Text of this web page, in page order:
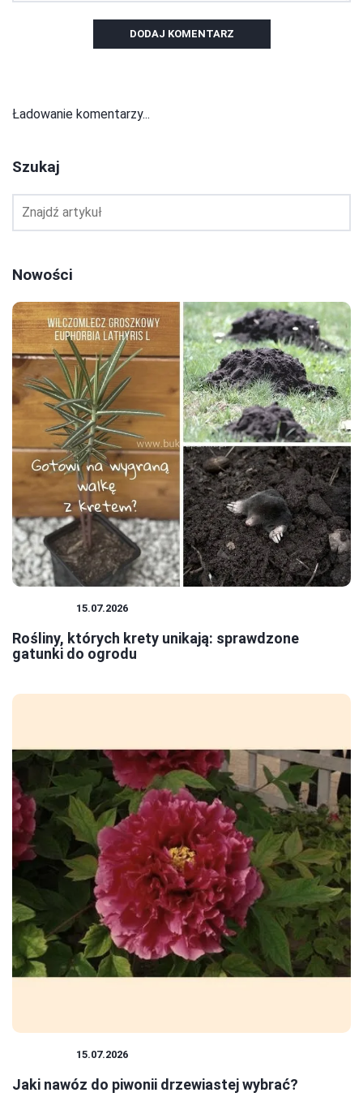
DODAJ KOMENTARZ
Ładowanie komentarzy...
Szukaj
Nowości
15.07.2026
Rośliny, których krety unikają: sprawdzone
gatunki do ogrodu
15.07.2026
Jaki nawóz do piwonii drzewiastej wybrać?